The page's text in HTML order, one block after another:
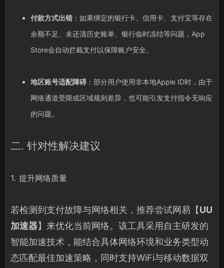
付款方式出错：如果绑定的银行卡、信用卡、支付宝等存在
余额不足、未还清历史账单、银行临时冻结等问题，App
Store会自动拦截支付以保障账户安全。
地区账号适配障碍：部分用户使用非本地Apple ID时，由于
网络通道受限或区域规则差异，也可能引发支付指令无响应
的问题。
二. 针对性解决建议
1. 提升网络质量
若检测到支付故障与网络相关，推荐尝试网易【UU
加速器】来优化当前网络。该工具采用自主研发的
智能加速技术，能结合具体网络环境和业务类型动
态匹配最佳加速策略，同时支持WiFi与移动数据双